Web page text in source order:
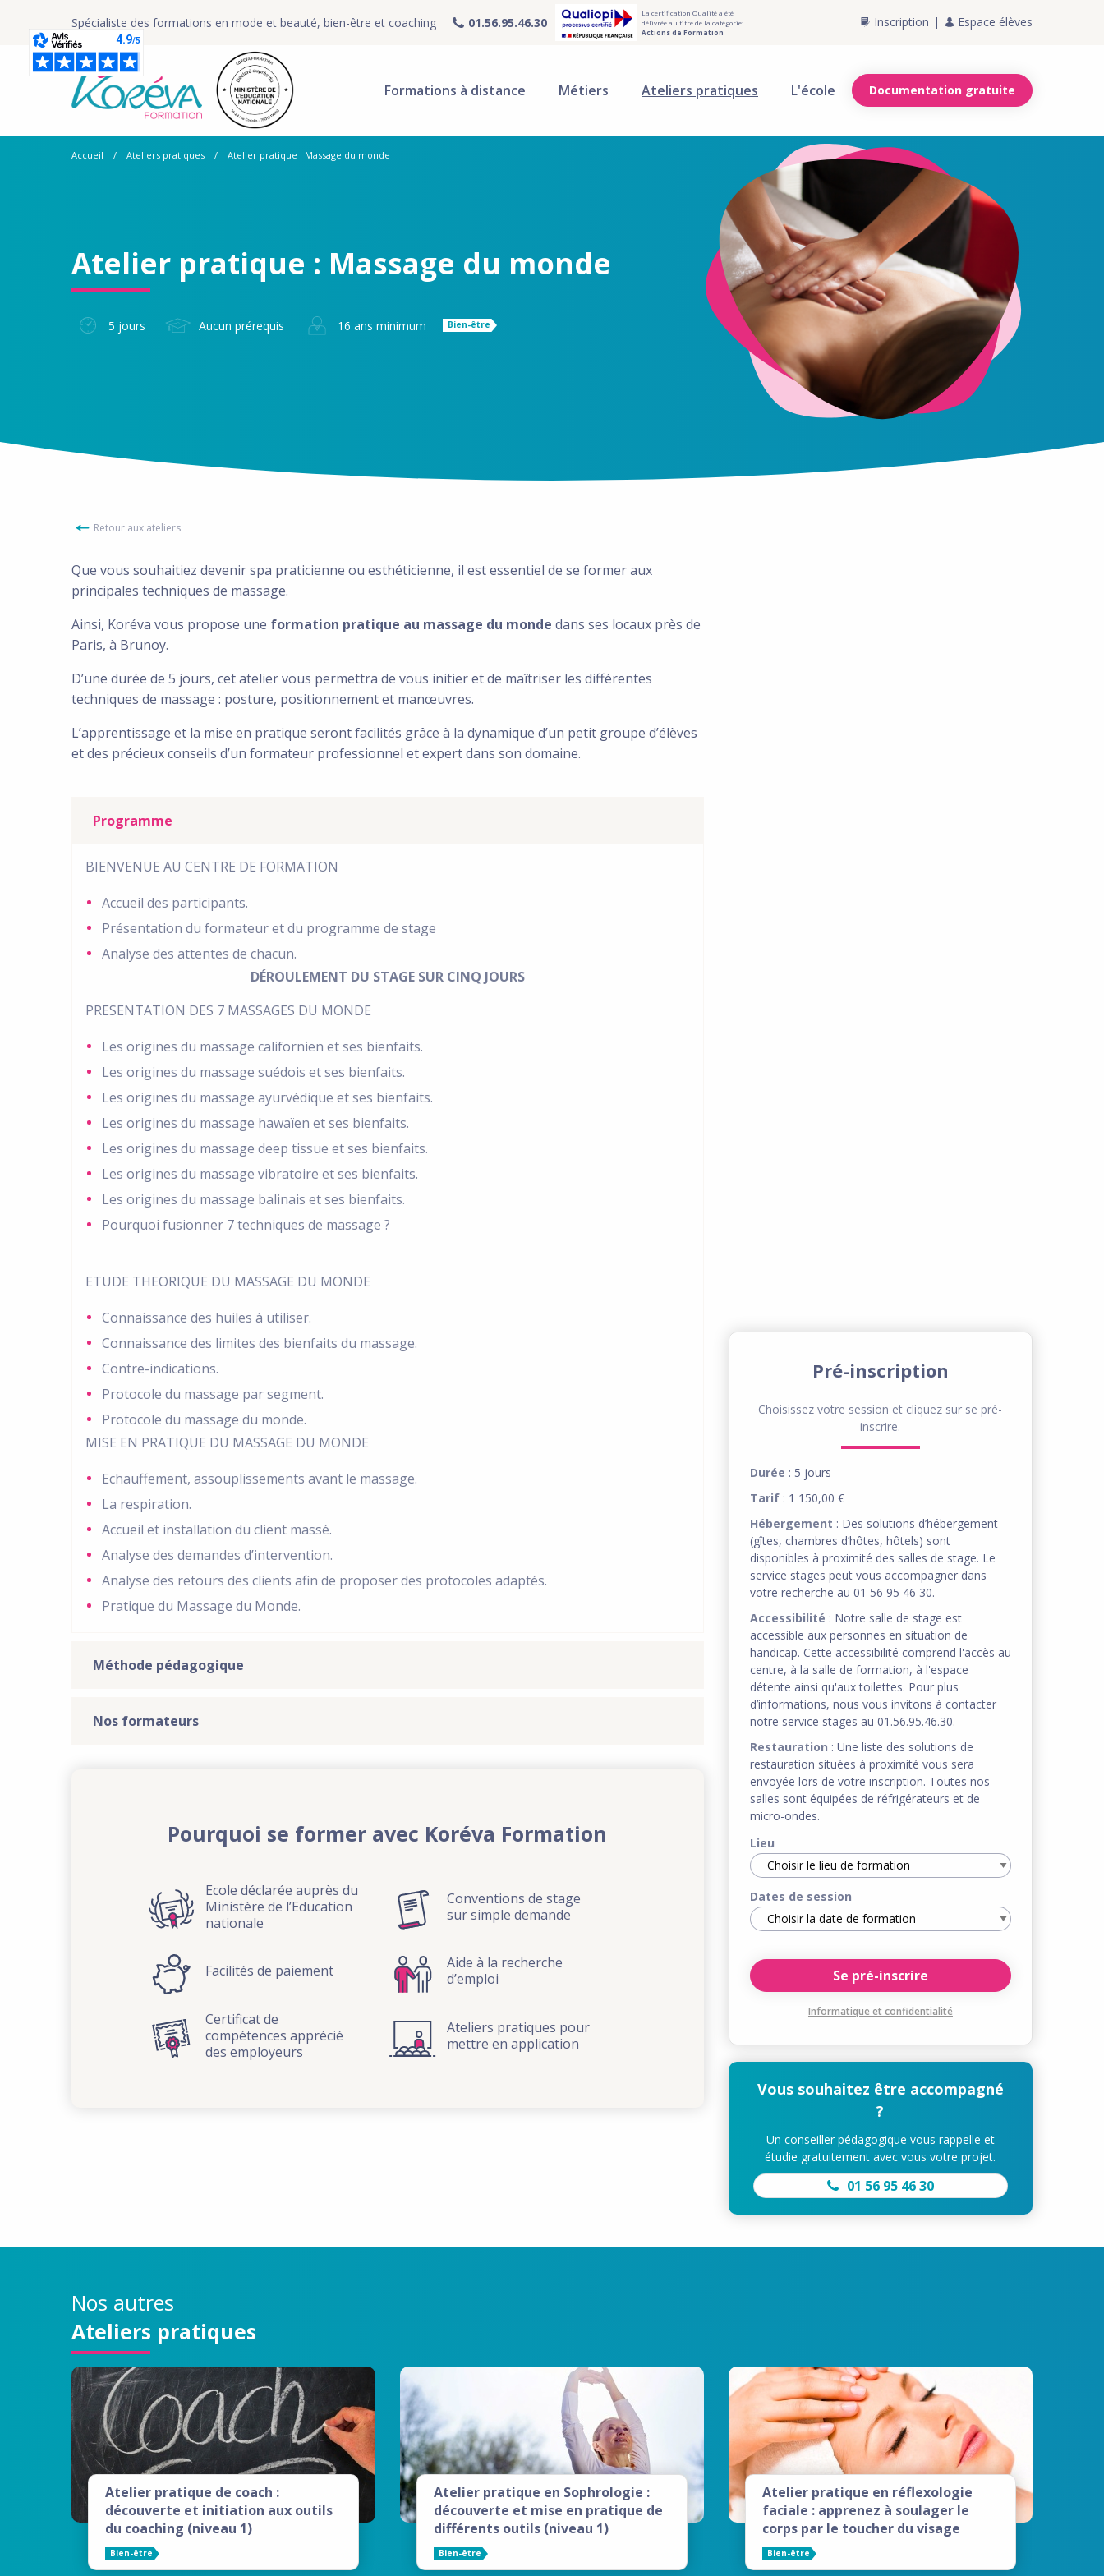
Spécialiste des formations en mode et beauté, bien-être et coaching 01.56.95.46.30
La certification Qualité a été
délivrée au titre de la catégorie:
Actions de Formation
Inscription Espace élèves
Formations à distance Métiers Ateliers pratiques L'école Documentation gratuite
Accueil Ateliers pratiques Atelier pratique : Massage du monde
Atelier pratique : Massage du monde
5 jours Aucun prérequis 16 ans minimum Bien-être
Retour aux ateliers
Que vous souhaitiez devenir spa praticienne ou esthéticienne, il est essentiel de se former aux
principales techniques de massage.
Ainsi, Koréva vous propose une formation pratique au massage du monde dans ses locaux près de
Paris, à Brunoy.
D’une durée de 5 jours, cet atelier vous permettra de vous initier et de maîtriser les différentes
techniques de massage : posture, positionnement et manœuvres.
L’apprentissage et la mise en pratique seront facilités grâce à la dynamique d’un petit groupe d’élèves
et des précieux conseils d’un formateur professionnel et expert dans son domaine.
Programme
BIENVENUE AU CENTRE DE FORMATION
Accueil des participants.
Présentation du formateur et du programme de stage
Analyse des attentes de chacun.
DÉROULEMENT DU STAGE SUR CINQ JOURS
PRESENTATION DES 7 MASSAGES DU MONDE
Les origines du massage californien et ses bienfaits.
Les origines du massage suédois et ses bienfaits.
Les origines du massage ayurvédique et ses bienfaits.
Les origines du massage hawaïen et ses bienfaits.
Les origines du massage deep tissue et ses bienfaits.
Les origines du massage vibratoire et ses bienfaits.
Les origines du massage balinais et ses bienfaits.
Pourquoi fusionner 7 techniques de massage ?
ETUDE THEORIQUE DU MASSAGE DU MONDE
Connaissance des huiles à utiliser.
Connaissance des limites des bienfaits du massage.
Contre-indications.
Protocole du massage par segment.
Protocole du massage du monde.
MISE EN PRATIQUE DU MASSAGE DU MONDE
Echauffement, assouplissements avant le massage.
La respiration.
Accueil et installation du client massé.
Analyse des demandes d’intervention.
Analyse des retours des clients afin de proposer des protocoles adaptés.
Pratique du Massage du Monde.
Méthode pédagogique
Nos formateurs
Pourquoi se former avec Koréva Formation
Ecole déclarée auprès du
Ministère de l’Education
nationale
Conventions de stage
sur simple demande
Facilités de paiement
Aide à la recherche
d’emploi
Certificat de
compétences apprécié
des employeurs
Ateliers pratiques pour
mettre en application
Pré-inscription
Choisissez votre session et cliquez sur se pré-
inscrire.
Durée : 5 jours
Tarif: 1 150,00 €
Hébergement : Des solutions d’hébergement
(gîtes, chambres d’hôtes, hôtels) sont
disponibles à proximité des salles de stage. Le
service stages peut vous accompagner dans
votre recherche au 01 56 95 46 30.
Accessibilité : Notre salle de stage est
accessible aux personnes en situation de
handicap. Cette accessibilité comprend l'accès au
centre, à la salle de formation, à l'espace
détente ainsi qu'aux toilettes. Pour plus
d’informations, nous vous invitons à contacter
notre service stages au 01.56.95.46.30.
Restauration : Une liste des solutions de
restauration situées à proximité vous sera
envoyée lors de votre inscription. Toutes nos
salles sont équipées de réfrigérateurs et de
micro-ondes.
Lieu
Dates de session
Informatique et confidentialité
Vous souhaitez être accompagné
?
Un conseiller pédagogique vous rappelle et
étudie gratuitement avec vous votre projet.
01 56 95 46 30
Nos autres
Ateliers pratiques
Atelier pratique de coach :
découverte et initiation aux outils
du coaching (niveau 1)
Bien-être
Atelier pratique en Sophrologie :
découverte et mise en pratique de
différents outils (niveau 1)
Bien-être
Atelier pratique en réflexologie
faciale : apprenez à soulager le
corps par le toucher du visage
Bien-être